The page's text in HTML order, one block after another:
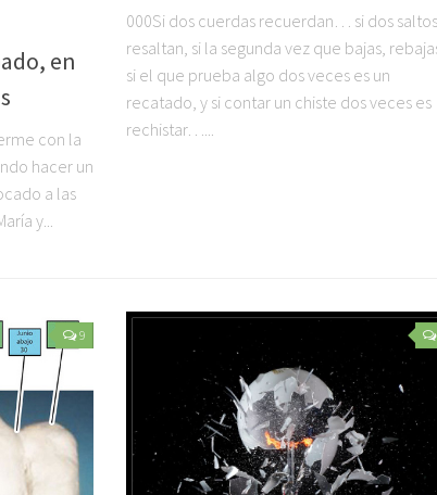
en
con la
hacer un
a las
y...
000Si dos cuerdas recuerdan… si dos saltos
resaltan, si la segunda vez que bajas,
si el que prueba algo dos veces es un
recatado, y si contar un chiste dos veces es
rechistar…...
9